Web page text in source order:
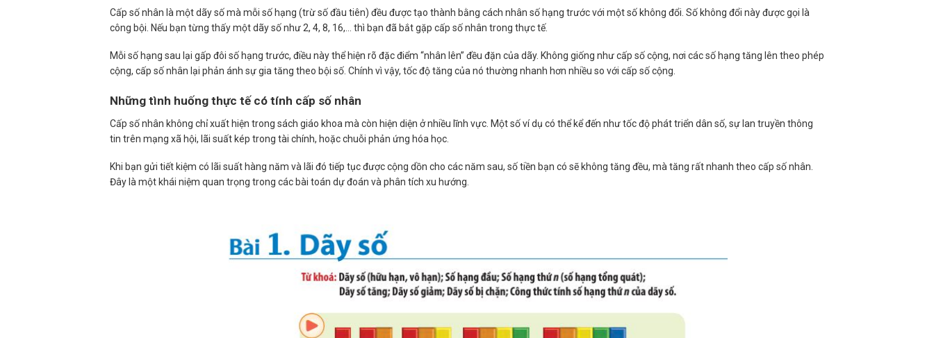
Cấp số nhân là một dãy số mà mỗi số hạng (trừ số đầu tiên) đều được tạo thành bằng cách nhân số hạng trước với một số không đổi. Số không đổi này được gọi là
công bội. Nếu bạn từng thấy một dãy số như 2, 4, 8, 16,… thì bạn đã bắt gặp cấp số nhân trong thực tế.
Mỗi số hạng sau lại gấp đôi số hạng trước, điều này thể hiện rõ đặc điểm “nhân lên” đều đặn của dãy. Không giống như cấp số cộng, nơi các số hạng tăng lên theo phép
cộng, cấp số nhân lại phản ánh sự gia tăng theo bội số. Chính vì vậy, tốc độ tăng của nó thường nhanh hơn nhiều so với cấp số cộng.
Những tình huống thực tế có tính cấp số nhân
Cấp số nhân không chỉ xuất hiện trong sách giáo khoa mà còn hiện diện ở nhiều lĩnh vực. Một số ví dụ có thể kể đến như tốc độ phát triển dân số, sự lan truyền thông
tin trên mạng xã hội, lãi suất kép trong tài chính, hoặc chuỗi phản ứng hóa học.
Khi bạn gửi tiết kiệm có lãi suất hàng năm và lãi đó tiếp tục được cộng dồn cho các năm sau, số tiền bạn có sẽ không tăng đều, mà tăng rất nhanh theo cấp số nhân.
Đây là một khái niệm quan trọng trong các bài toán dự đoán và phân tích xu hướng.